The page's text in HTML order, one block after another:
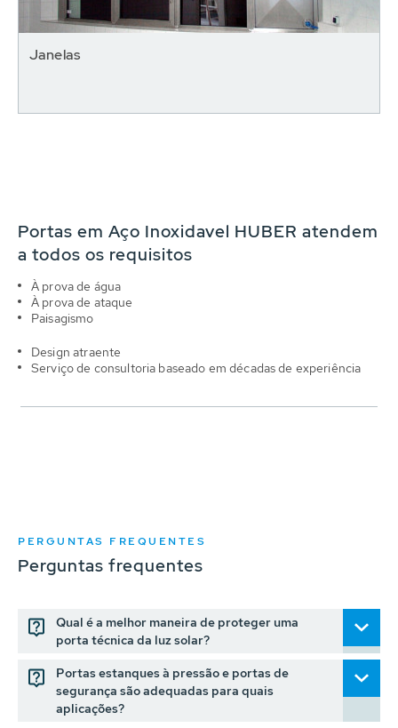
Janelas
Portas em Aço Inoxidavel HUBER atendem
a todos os requisitos
À prova de água
À prova de ataque
Paisagismo
Design atraente
Serviço de consultoria baseado em décadas de experiência
PERGUNTAS FREQUENTES
Perguntas frequentes
Qual é a melhor maneira de proteger uma
porta técnica da luz solar?
Portas estanques à pressão e portas de
segurança são adequadas para quais
aplicações?